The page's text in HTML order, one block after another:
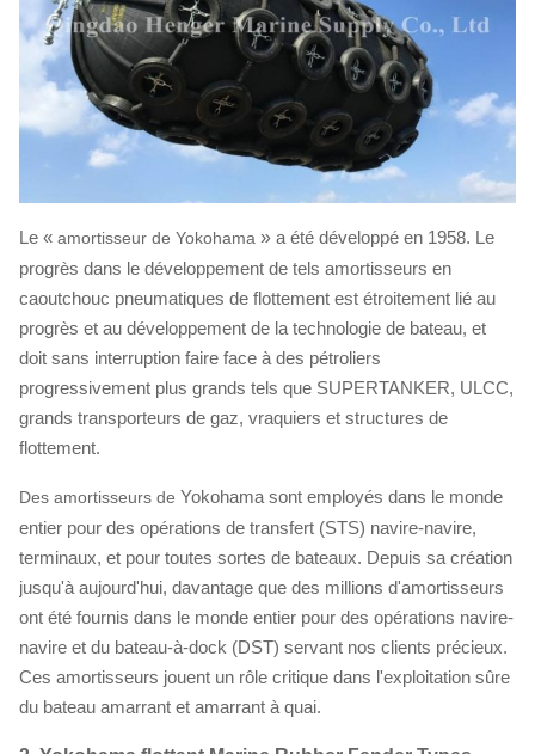
Le « amortisseur de Yokohama » a été développé en 1958. Le
progrès dans le développement de tels amortisseurs en
caoutchouc pneumatiques de flottement est étroitement lié au
progrès et au développement de la technologie de bateau, et
doit sans interruption faire face à des pétroliers
progressivement plus grands tels que SUPERTANKER, ULCC,
grands transporteurs de gaz, vraquiers et structures de
flottement.
Des amortisseurs de Yokohama sont employés dans le monde
entier pour des opérations de transfert (STS) navire-navire,
terminaux, et pour toutes sortes de bateaux. Depuis sa création
jusqu'à aujourd'hui, davantage que des millions d'amortisseurs
ont été fournis dans le monde entier pour des opérations navire-
navire et du bateau-à-dock (DST) servant nos clients précieux.
Ces amortisseurs jouent un rôle critique dans l'exploitation sûre
du bateau amarrant et amarrant à quai.